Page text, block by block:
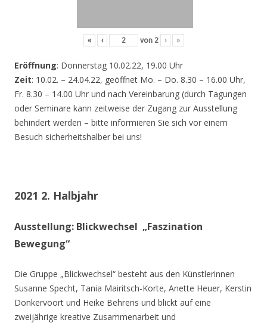
« ‹ von 2 › »
Eröffnung: Donnerstag 10.02.22, 19.00 Uhr
Zeit: 10.02. – 24.04.22, geöffnet Mo. – Do. 8.30 – 16.00 Uhr,
Fr. 8.30 – 14.00 Uhr und nach Vereinbarung (durch Tagungen
oder Seminare kann zeitweise der Zugang zur Ausstellung
behindert werden – bitte informieren Sie sich vor einem
Besuch sicherheitshalber bei uns!
2021 2. Halbjahr
Ausstellung: Blickwechsel „Faszination
Bewegung“
Die Gruppe „Blickwechsel“ besteht aus den Künstlerinnen
Susanne Specht, Tania Mairitsch-Korte, Anette Heuer, Kerstin
Donkervoort und Heike Behrens und blickt auf eine
zweijährige kreative Zusammenarbeit und